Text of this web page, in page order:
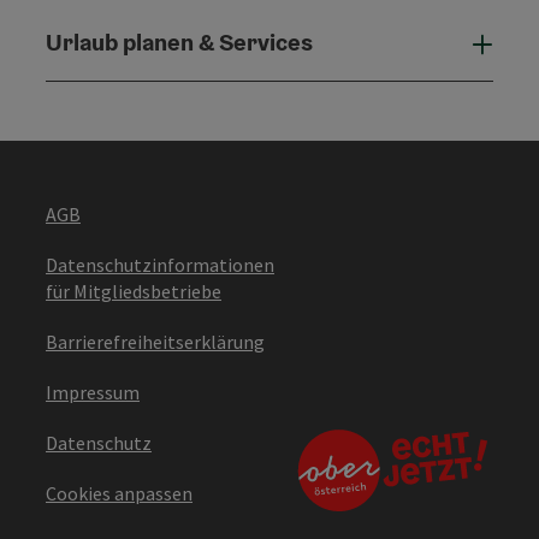
Urlaub planen & Services
AGB
Datenschutzinformationen
für Mitgliedsbetriebe
Barrierefreiheitserklärung
Impressum
Datenschutz
Cookies anpassen